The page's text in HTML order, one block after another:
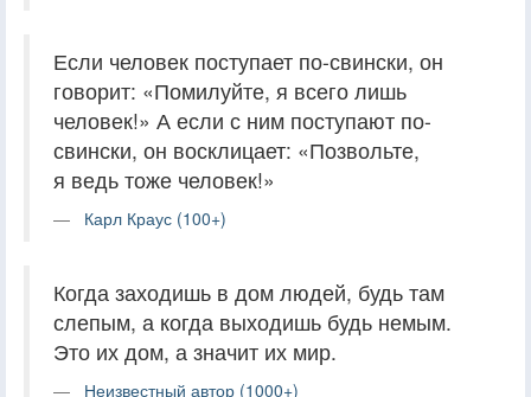
Если человек поступает по-свински, он
говорит: «Помилуйте, я всего лишь
человек!» А если с ним поступают по-
свински, он восклицает: «Позвольте,
я ведь тоже человек!»
Карл Краус (100+)
Когда заходишь в дом людей, будь там
слепым, а когда выходишь будь немым.
Это их дом, а значит их мир.
Неизвестный автор (1000+)